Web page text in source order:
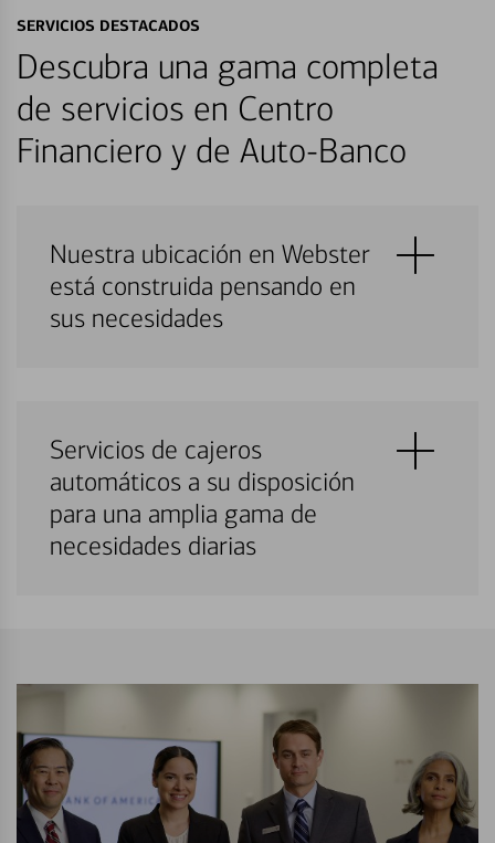
SERVICIOS DESTACADOS
Descubra una gama completa
de servicios en Centro
Financiero y de Auto-Banco
Nuestra ubicación en Webster
está construida pensando en
sus necesidades
Servicios de cajeros
automáticos a su disposición
para una amplia gama de
necesidades diarias